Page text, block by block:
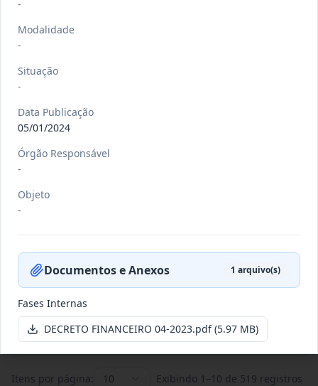
-
-/- PORT nº 032 GB/2026
Data:20/07/2026 Ver detalhes
Itens por página: 10 Exibindo 1 –10 de 519 registros
-
Modalidade
-
Situação
-
Data Publicação
05/01/2024
Órgão Responsável
-
Objeto
-
Documentos e Anexos 1 arquivo(s)
Fases Internas
DECRETO FINANCEIRO 04-2023.pdf(5.97 MB)